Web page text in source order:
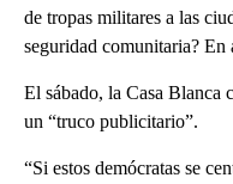
de tropas militares a las
seguridad comunitaria? En
El sábado, la Casa Blanca
un “truco publicitario”.
“Si estos demócratas se